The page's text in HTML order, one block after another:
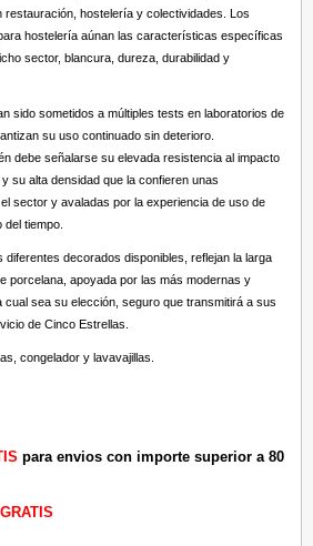
hostelería y colectividades. Los
hostelería aúnan las características específicas
sector, blancura, dureza, durabilidad y
sido sometidos a múltiples tests en laboratorios de
su uso continuado sin deterioro.
debe señalarse su elevada resistencia al impacto
su alta densidad que la confieren unas
sector y avaladas por la experiencia de uso de
tiempo.
decorados disponibles, reflejan la larga
porcelana, apoyada por las más modernas y
sea su elección, seguro que transmitirá a sus
de Cinco Estrellas.
congelador y lavavajillas.
para envios con importe superior a 80
GRATIS